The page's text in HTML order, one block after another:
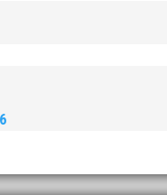
den 16-23 juni
tidtagning